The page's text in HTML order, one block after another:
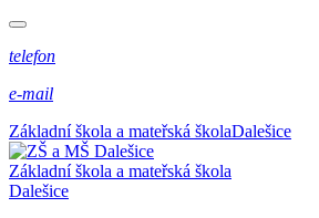
telefon
e-mail
Základní škola a mateřská školaDalešice
Základní škola a mateřská škola
Dalešice